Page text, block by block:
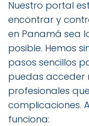
Nuestro portal
encontrar y
en Panamá sea
posible. Hemos
pasos sencillos
puedas acceder
profesionales
complicaciones.
funciona: